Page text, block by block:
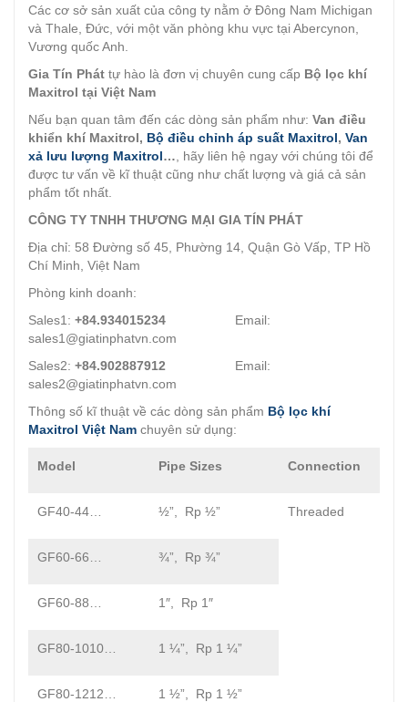
Các cơ sở sản xuất của công ty nằm ở Đông Nam Michigan
và Thale, Đức, với một văn phòng khu vực tại Abercynon,
Vương quốc Anh.
Gia Tín Phát tự hào là đơn vị chuyên cung cấp Bộ lọc khí
Maxitrol tại Việt Nam
Nếu bạn quan tâm đến các dòng sản phẩm như: Van điều
khiển khí Maxitrol, Bộ điều chỉnh áp suất Maxitrol, Van
xả lưu lượng Maxitrol… , hãy liên hệ ngay với chúng tôi để
được tư vấn về kĩ thuật cũng như chất lượng và giá cả sản
phẩm tốt nhất.
CÔNG TY TNHH THƯƠNG MẠI GIA TÍN PHÁT
Địa chỉ: 58 Đường số 45, Phường 14, Quận Gò Vấp, TP Hồ
Chí Minh, Việt Nam
Phòng kinh doanh:
Sales1: +84.934015234 Email:
sales1@giatinphatvn.com
Sales2: +84.902887912 Email:
sales2@giatinphatvn.com
Thông số kĩ thuật về các dòng sản phẩm Bộ lọc khí
Maxitrol Việt Nam chuyên sử dụng:
Model Pipe Sizes Connection
GF40-44… ½”, Rp ½” Threaded
GF60-66… ¾”, Rp ¾”
GF60-88… 1″, Rp 1″
GF80-1010… 1 ¼”, Rp 1 ¼”
GF80-1212… 1 ½”, Rp 1 ½”